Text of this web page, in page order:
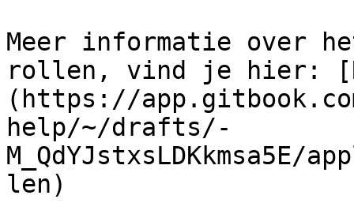
Meer informatie over
rollen, vind je hier:
(https://
help/~/drafts/-
len)